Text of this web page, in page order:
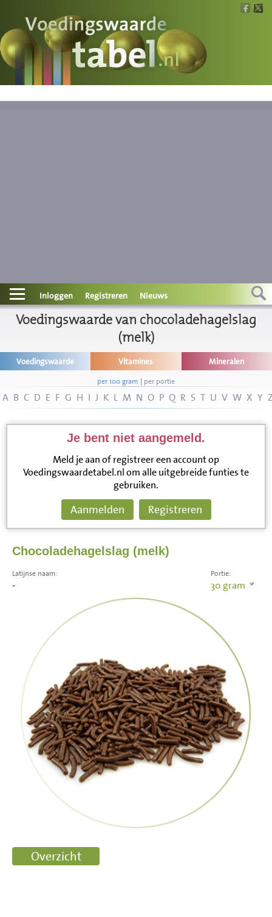
Voedingswaarde
Wat is wat?
Contact
Informatie
Inloggen Registreren Nieuws
Voedingswaarde van chocoladehagelslag
(melk)
Voedingswaarde Vitamines Mineralen
per 100 gram | per portie
A B C D E F G H I J K L M N O P Q R S T U V W X Y
Je bent niet aangemeld.
Meld je aan of registreer een account op
Voedingswaardetabel.nl om alle uitgebreide funties te
gebruiken.
Aanmelden Registreren
Chocoladehagelslag (melk)
Portie:
30 gram
Latijnse naam:
-